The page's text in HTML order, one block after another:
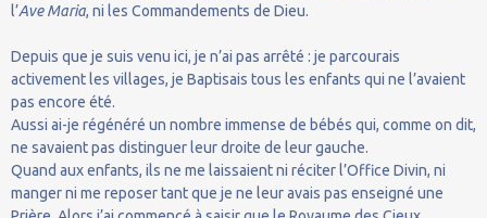
l’Ave Maria, ni les Commandements de Dieu.
Depuis que je suis venu ici, je n’ai pas arrêté : je parcourais
activement les villages, je Baptisais tous les enfants qui ne l’avaient
pas encore été.
Aussi ai-je régénéré un nombre immense de bébés qui, comme on dit,
ne savaient pas distinguer leur droite de leur gauche.
Quand aux enfants, ils ne me laissaient ni réciter l’Office Divin, ni
manger ni me reposer tant que je ne leur avais pas enseigné une